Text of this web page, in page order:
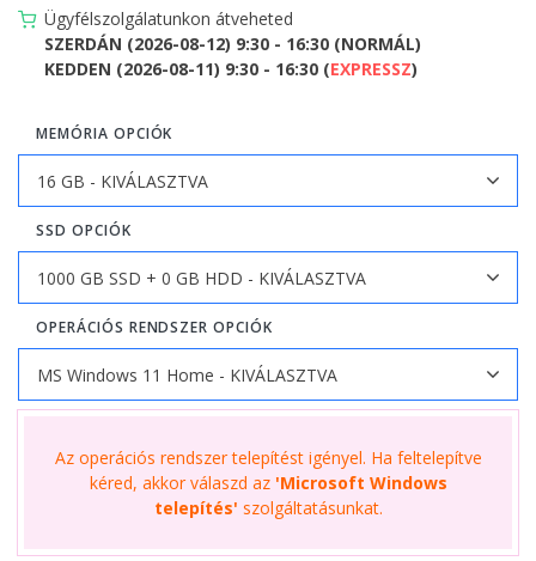
Ügyfélszolgálatunkon átveheted
SZERDÁN (2026-08-12) 9:30 - 16:30 (NORMÁL)
KEDDEN (2026-08-11) 9:30 - 16:30 (EXPRESSZ)
MEMÓRIA OPCIÓK
SSD OPCIÓK
OPERÁCIÓS RENDSZER OPCIÓK
Az operációs rendszer telepítést igényel. Ha feltelepítve
kéred, akkor válaszd az 'Microsoft Windows
telepítés' szolgáltatásunkat.